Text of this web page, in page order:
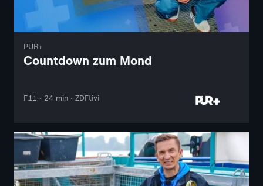
PUR+
Countdown zum Mond
F11 · 24 min · ZDFtivi